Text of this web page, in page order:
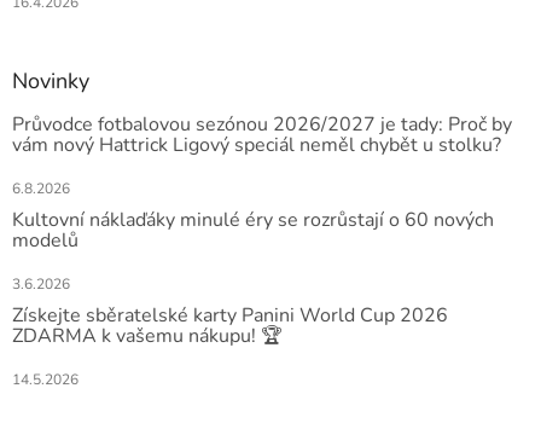
Novinky
Průvodce fotbalovou sezónou 2026/2027 je tady: Proč by
vám nový Hattrick Ligový speciál neměl chybět u stolku?
6.8.2026
Kultovní náklaďáky minulé éry se rozrůstají o 60 nových
modelů
3.6.2026
Získejte sběratelské karty Panini World Cup 2026
ZDARMA k vašemu nákupu! 🏆
14.5.2026